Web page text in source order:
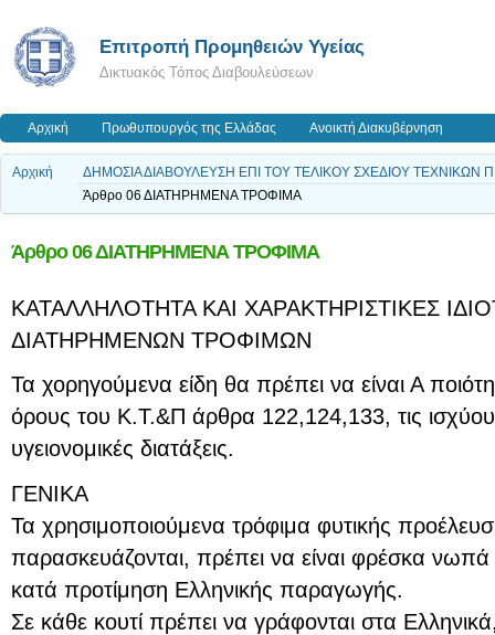
Επιτροπή Προμηθειών Υγείας
Δικτυακός Τόπος Διαβουλεύσεων
Αρχική Πρωθυπουργός της Ελλάδας Ανοικτή Διακυβέρνηση
Αρχική
ΔΗΜΟΣΙΑ ΔΙΑΒΟΥΛΕΥΣΗ ΕΠΙ ΤΟΥ ΤΕΛΙΚΟΥ ΣΧΕΔΙΟΥ
Άρθρο 06 ΔΙΑΤΗΡΗΜΕΝΑ ΤΡΟΦΙΜΑ
Άρθρο 06 ΔΙΑΤΗΡΗΜΕΝΑ ΤΡΟΦΙΜΑ
ΚΑΤΑΛΛΗΛΟΤΗΤΑ ΚΑΙ ΧΑΡΑΚΤΗΡΙΣΤΙΚΕΣ
ΔΙΑΤΗΡΗΜΕΝΩΝ ΤΡΟΦΙΜΩΝ
Τα χορηγούμενα είδη θα πρέπει να είναι Α
όρους του Κ.Τ.&Π άρθρα 122,124,133, τις
υγειονομικές διατάξεις.
ΓΕΝΙΚΑ
Τα χρησιμοποιούμενα τρόφιμα φυτικής
παρασκευάζονται, πρέπει να είναι φρέσκα
κατά προτίμηση Ελληνικής παραγωγής.
Σε κάθε κουτί πρέπει να γράφονται στα